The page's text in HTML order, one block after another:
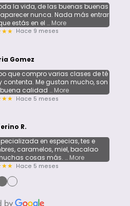
la vida, de las buenas buenas
nunca. Nada más entrar
estás en el … More
Hace 9 meses
Gomez
que compro varias clases de té
contenta. Me gustan mucho, son
calidad … More
Hace 5 meses
R.
en especias, tes e
caramelos, miel, bacalao
cosas más. … More
Hace 5 meses
●